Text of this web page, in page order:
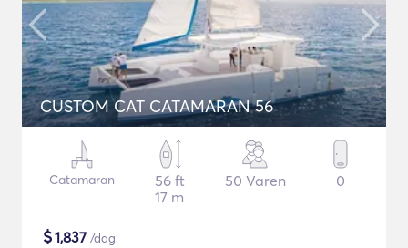
CUSTOM CAT CATAMARAN 56
Catamaran
56 ft
17 m
50 Varen 0
$1,837 /dag